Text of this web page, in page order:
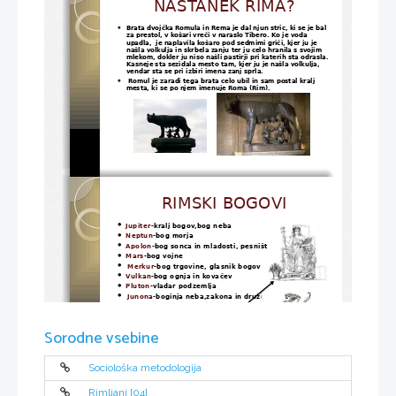

Brata dvojčka Romula in Rema je dal njun stric, ki se je bal
za prestol, v košari vreči v naraslo Tibero. Ko je voda
upadla,  je naplavila košaro pod sedmimi griči, kjer ju je
našla volkulja in skrbela zanju ter ju celo hranila s svojim
mlekom, dokler ju niso našli pastirji pri katerih sta odrasla.
Kasneje sta sezidala mesto tam, kjer ju je našla volkulja,
vendar sta se pri izbiri imena zanj sprla.

Romul je zaradi tega brata celo ubil in sam postal kralj
mesta, ki se po njem imenuje Roma (Rim).
RIMSKI BOGOVI
 Jupiter-kralj bogov,bog neba
 Neptun-bog morja
 Apolon-bog sonca in mladosti, pesništva
 Mars-bog vojne
 Merkur-bog trgovine, glasnik bogov
 Vulkan-bog ognja in kovačev
 Pluton-vladar podzemlja
 Junona-boginja neba,zakona in družine
 Minerva-boginja modrosti
 Bakhus-bog vina in veselja
Sorodne vsebine
Sociološka metodologija
Rimljani [04]